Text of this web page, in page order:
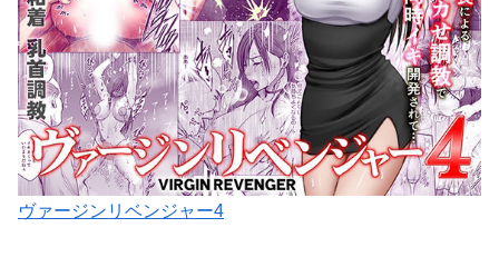
ヴァージンリベンジャー4